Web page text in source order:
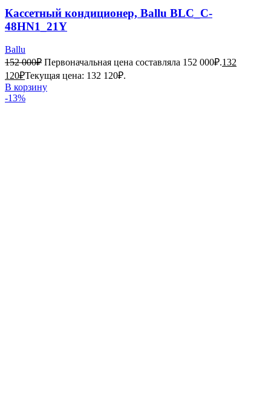
Кассетный кондиционер, Ballu BLC_C-
48HN1_21Y
Ballu
152 000₽ Первоначальная цена составляла 152 000₽.132
120₽Текущая цена: 132 120₽.
В корзину
-13%